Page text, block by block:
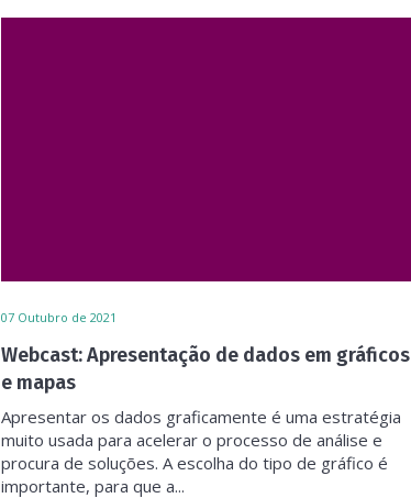
07 Outubro de 2021
Webcast: Apresentação de dados em gráficos
e mapas
Apresentar os dados graficamente é uma estratégia
muito usada para acelerar o processo de análise e
procura de soluções. A escolha do tipo de gráfico é
importante, para que a...